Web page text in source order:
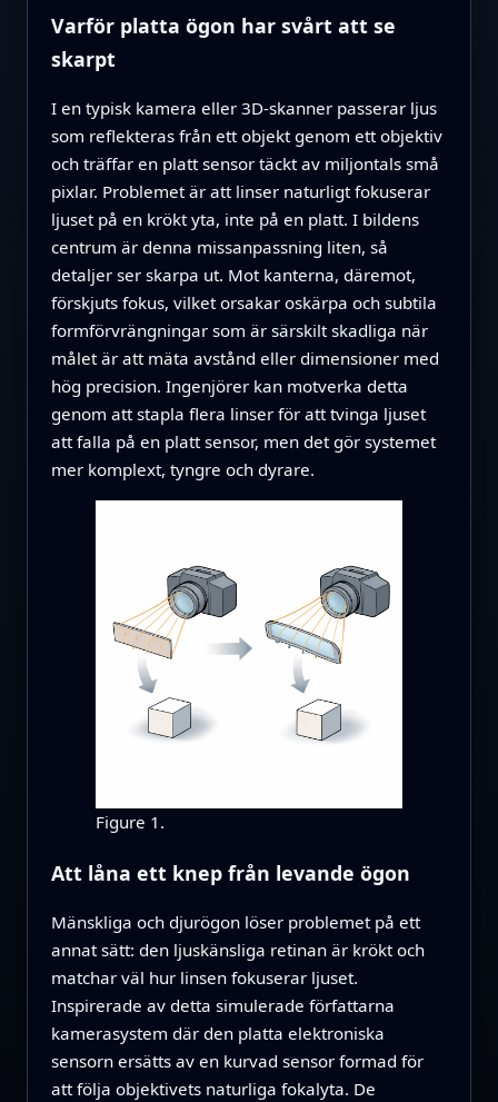
Varför platta ögon har svårt att se
skarpt
I en typisk kamera eller 3D-skanner passerar ljus
som reflekteras från ett objekt genom ett objektiv
och träffar en platt sensor täckt av miljontals små
pixlar. Problemet är att linser naturligt fokuserar
ljuset på en krökt yta, inte på en platt. I bildens
centrum är denna missanpassning liten, så
detaljer ser skarpa ut. Mot kanterna, däremot,
förskjuts fokus, vilket orsakar oskärpa och subtila
formförvrängningar som är särskilt skadliga när
målet är att mäta avstånd eller dimensioner med
hög precision. Ingenjörer kan motverka detta
genom att stapla flera linser för att tvinga ljuset
att falla på en platt sensor, men det gör systemet
mer komplext, tyngre och dyrare.
Figure 1.
Att låna ett knep från levande ögon
Mänskliga och djurögon löser problemet på ett
annat sätt: den ljuskänsliga retinan är krökt och
matchar väl hur linsen fokuserar ljuset.
Inspirerade av detta simulerade författarna
kamerasystem där den platta elektroniska
sensorn ersätts av en kurvad sensor formad för
att följa objektivets naturliga fokalyta. De